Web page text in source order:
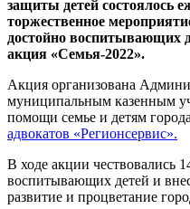
защиты детей состоялось
торжественное
достойно воспитывающих
акция «Семья-2022».
Акция организована
муниципальным казенным
помощи семье и детям
адвокатов «Регионсервис».
В ходе акции чествовались
воспитывающих детей и
развитие и процветание